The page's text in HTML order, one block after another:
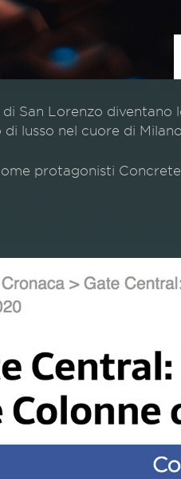
di San Lorenzo
lusso nel cuore di Milano.
protagonisti